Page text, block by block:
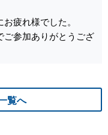
疲れ様でした。
ご参加ありがとうござ
覧へ